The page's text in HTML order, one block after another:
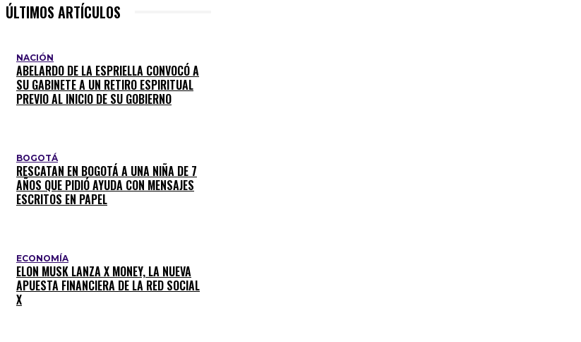
ÚLTIMOS ARTÍCULOS
NACIÓN
ABELARDO DE LA ESPRIELLA CONVOCÓ A
SU GABINETE A UN RETIRO ESPIRITUAL
PREVIO AL INICIO DE SU GOBIERNO
BOGOTÁ
RESCATAN EN BOGOTÁ A UNA NIÑA DE 7
AÑOS QUE PIDIÓ AYUDA CON MENSAJES
ESCRITOS EN PAPEL
ECONOMÍA
ELON MUSK LANZA X MONEY, LA NUEVA
APUESTA FINANCIERA DE LA RED SOCIAL
X